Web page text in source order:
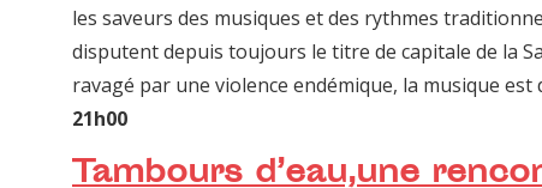
les saveurs des musiques et des rythmes
dis­putent depuis tou­jours le titre de cap­i­tale de la
rav­agé par une vio­lence endémique, la musique
21h00
Tambours d’eau,une